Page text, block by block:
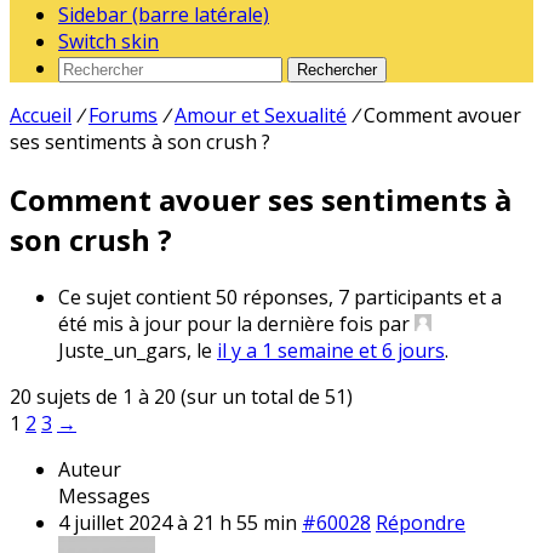
Sidebar (barre latérale)
Switch skin
Rechercher
Accueil / Forums /Amour et Sexualité /Comment avouer
ses sentiments à son crush ?
Comment avouer ses sentiments à
son crush ?
Ce sujet contient 50 réponses, 7 participants et a
été mis à jour pour la dernière fois par
Juste_un_gars, le il y a 1 semaine et 6 jours.
20 sujets de 1 à 20 (sur un total de 51)
1 2 3 →
Auteur
Messages
4 juillet 2024 à 21 h 55 min #60028 Répondre